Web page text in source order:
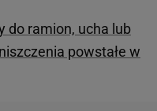
do ramion, ucha lub
powstałe w